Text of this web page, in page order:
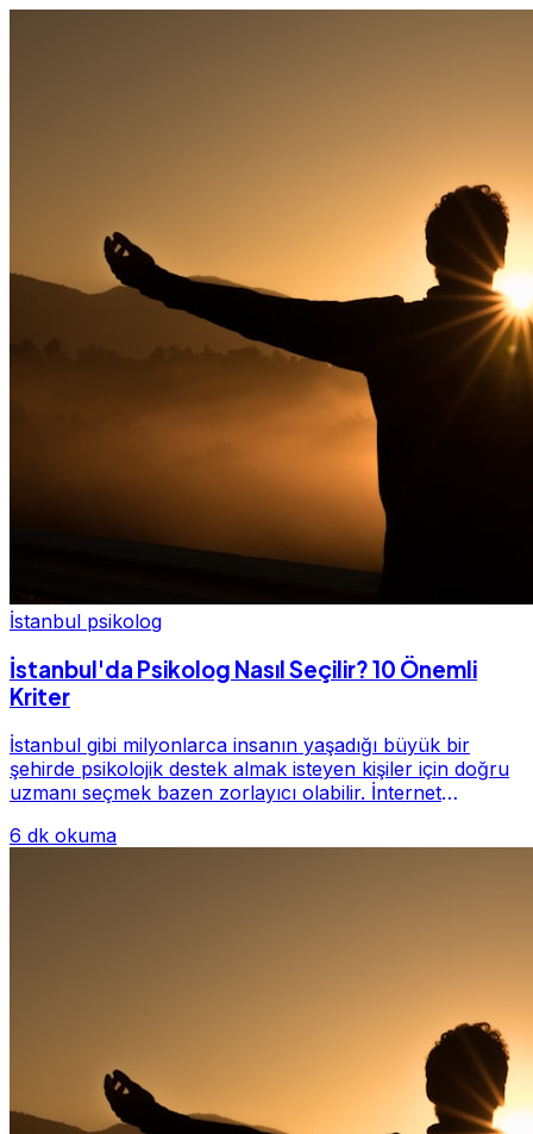
İstanbul psikolog
İstanbul'da Psikolog Nasıl Seçilir? 10 Önemli
Kriter
İstanbul gibi milyonlarca insanın yaşadığı büyük bir
şehirde psikolojik destek almak isteyen kişiler için doğru
uzmanı seçmek bazen zorlayıcı olabilir. İnternet
6 dk okuma